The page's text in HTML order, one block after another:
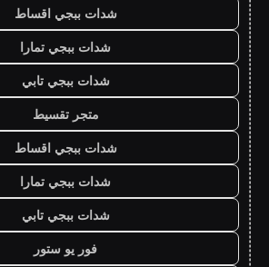
شدات ببجي اقساط
شدات ببجي تمارا
شدات ببجي تابي
متجر تقسيط
شدات ببجي اقساط
شدات ببجي تمارا
شدات ببجي تابي
فور يو ستور